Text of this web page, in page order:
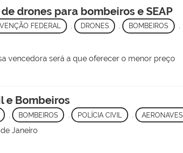
drones para bombeiros e SEAP
FEDERAL , DRONES , BOMBEIROS ,
vencedora será a que oferecer o menor preço
e Bombeiros
BOMBEIROS , POLÍCIA CIVIL , AERONAVES
Janeiro